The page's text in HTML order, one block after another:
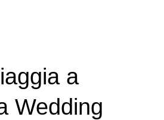
a
Wedding